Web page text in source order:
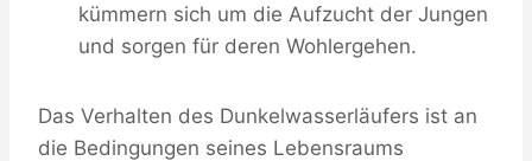
kümmern sich um die Aufzucht der Jungen
und sorgen für deren Wohlergehen.
Das Verhalten des Dunkelwasserläufers ist an
die Bedingungen seines Lebensraums